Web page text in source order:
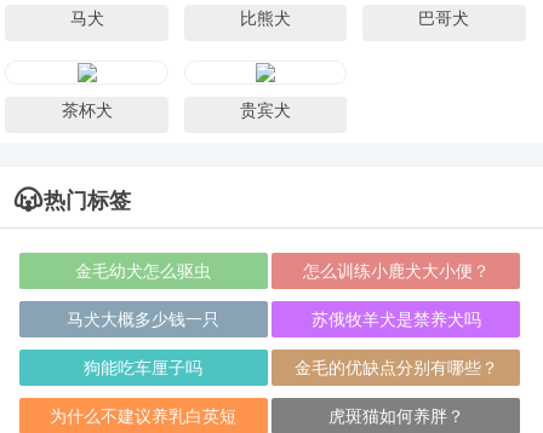
马犬 比熊犬 巴哥犬
茶杯犬 贵宾犬
热门标签
金毛幼犬怎么驱虫 怎么训练小鹿犬大小便？
马犬大概多少钱一只 苏俄牧羊犬是禁养犬吗
狗能吃车厘子吗 金毛的优缺点分别有哪些？
为什么不建议养乳白英短 虎斑猫如何养胖？